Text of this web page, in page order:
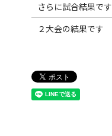
さらに試合結果です
２大会の結果です